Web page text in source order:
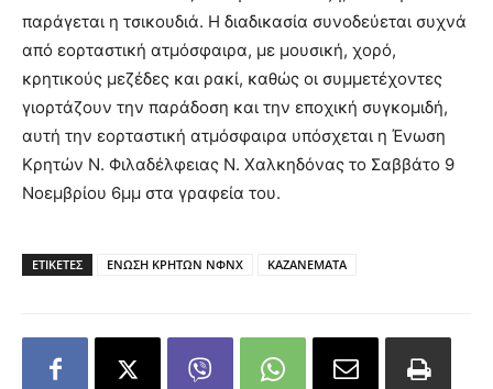
παράγεται η τσικουδιά. Η διαδικασία συνοδεύεται συχνά
από εορταστική ατμόσφαιρα, με μουσική, χορό,
κρητικούς μεζέδες και ρακί, καθώς οι συμμετέχοντες
γιορτάζουν την παράδοση και την εποχική συγκομιδή,
αυτή την εορταστική ατμόσφαιρα υπόσχεται η Ένωση
Κρητών Ν. Φιλαδέλφειας Ν. Χαλκηδόνας το Σαββάτο 9
Νοεμβρίου 6μμ στα γραφεία του.
ΕΤΙΚΕΤΕΣ ΕΝΩΣΗ ΚΡΗΤΩΝ ΝΦΝΧ ΚΑΖΑΝΕΜΑΤΑ